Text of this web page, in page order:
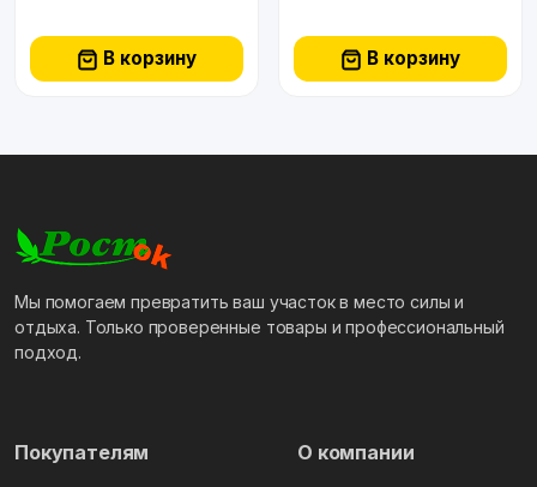
В корзину В корзину
Мы помогаем превратить ваш участок в место силы и
отдыха. Только проверенные товары и профессиональный
подход.
Покупателям О компании